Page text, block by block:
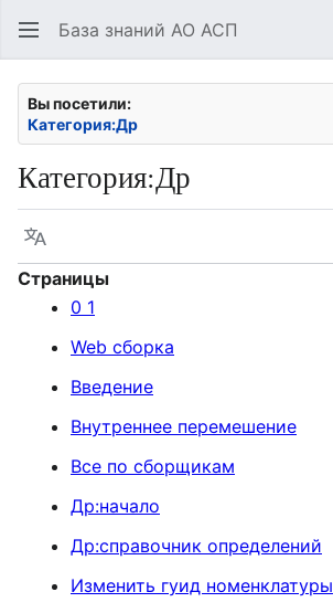
База знаний АО АСП
Вы посетили:
Категория:Др
Категория:Др
Язык
Страницы
0 1
Web сборка
Введение
Внутреннее перемешение
Все по сборщикам
Др:начало
Др:справочник определений
Изменить гуид номенклатуры